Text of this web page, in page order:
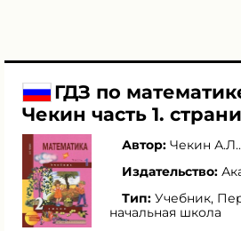
ГДЗ по
Чекин часть 1.
Автор: Чекин А.Л..
Издательство:
Тип: Учебник,
начальная школа